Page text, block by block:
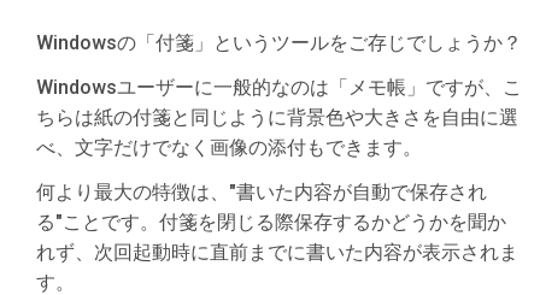
Windowsの「付箋」というツールをご存じでしょうか？
Windowsユーザーに一般的なのは「メモ帳」ですが、こ
ちらは紙の付箋と同じように背景色や大きさを自由に選
べ、文字だけでなく画像の添付もできます。
何より最大の特徴は、"書いた内容が自動で保存され
る"ことです。付箋を閉じる際保存するかどうかを聞か
れず、次回起動時に直前までに書いた内容が表示されま
す。